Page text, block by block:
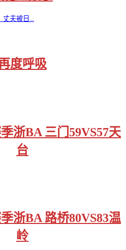
夫被日...
度呼吸
浙BA 三门59VS57天
台
浙BA 路桥80VS83温
岭